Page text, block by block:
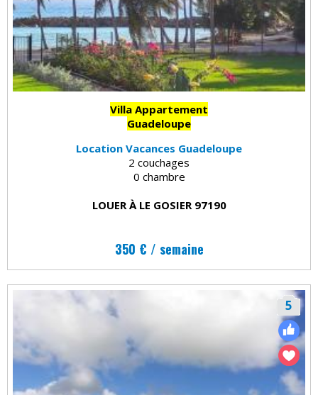
Villa Appartement
Guadeloupe
Location Vacances Guadeloupe
2 couchages
0 chambre
LOUER À LE GOSIER 97190
350 € / semaine
5